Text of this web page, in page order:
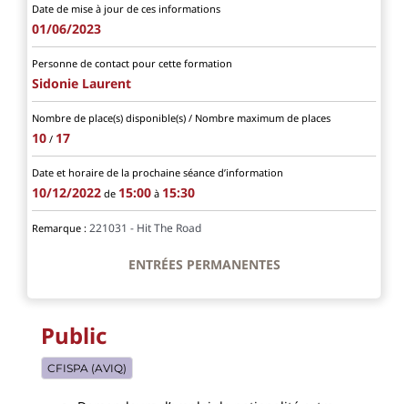
Date de mise à jour de ces informations
01/06/2023
Personne de contact pour cette formation
Sidonie Laurent
Nombre de place(s) disponible(s) / Nombre maximum de places
10 / 17
Date et horaire de la prochaine séance d’information
10/12/2022 de 15:00 à 15:30
Remarque : 221031 - Hit The Road
ENTRÉES PERMANENTES
Public
CFISPA (AVIQ)